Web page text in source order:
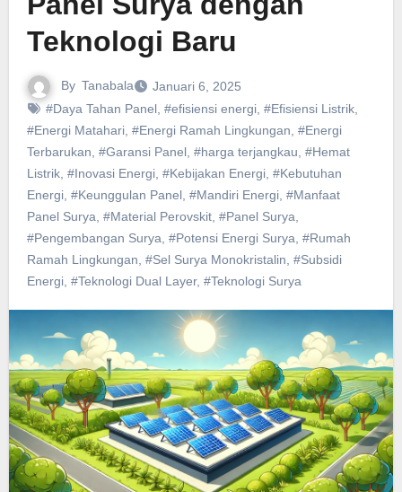
Teknologi Baru
By Tanabala
Januari 6, 2025
#Daya Tahan Panel, #efisiensi energi, #Efisiensi Listrik,
#Energi Matahari, #Energi Ramah Lingkungan #Energi
Terbarukan #Garansi Panel, #harga terjangkau #Hemat
Listrik, #Inovasi Energi, #Kebijakan Energi, #Kebutuhan
Energi, #Keunggulan Panel, #Mandiri Energi, #Manfaat
Panel Surya #Material Perovskit, #Panel Surya
#Pengembangan Surya #Potensi Energi Surya #Rumah
Ramah Lingkungan #Sel Surya Monokristalin #Subsidi
Energi, #Teknologi Dual Layer, #Teknologi Surya